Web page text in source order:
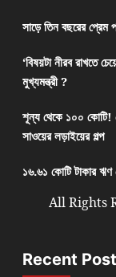
সাড়ে তিন বছরের
‘বিষয়টা নীরব রাখতে
মুখ্যমন্ত্রী ?
শূন্য থেকে ১০০ কোটি!
সাওয়ের লড়াইয়ের গল্প
১৬.৬১ কোটি টাকার ঋণ
All Rights
Recent